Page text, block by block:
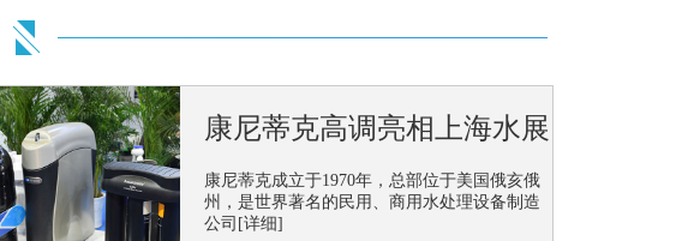
如这家以直饮水机为主打的井亿家，通过采用当前世界领先的反
采用“以租代买”的模式使消费者以较低...
展
康尼蒂克高调亮相上海水展
康尼蒂克成立于1970年，总部位于美国俄亥俄
州，是世界著名的民用、商用水处理设备制造
公司 [详细]